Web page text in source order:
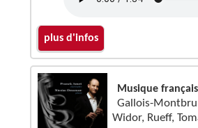
plus d'infos
Musique
Gallois-
Widor, Rueff,